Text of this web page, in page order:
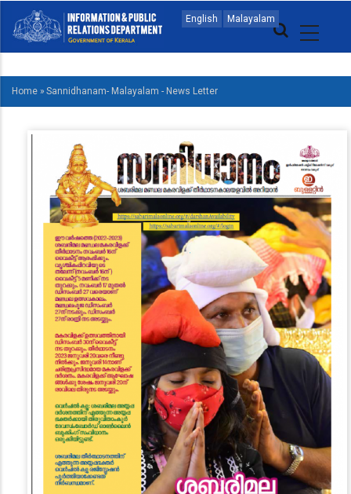
main
English Malayalam
MAIN
NAVIGATION
MALAYALAM
BREADCRUMB
Home » Sannidhanam- Malayalam - News Letter